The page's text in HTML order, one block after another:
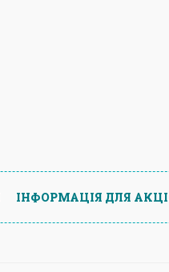
ІНФОРМАЦIЯ ДЛЯ